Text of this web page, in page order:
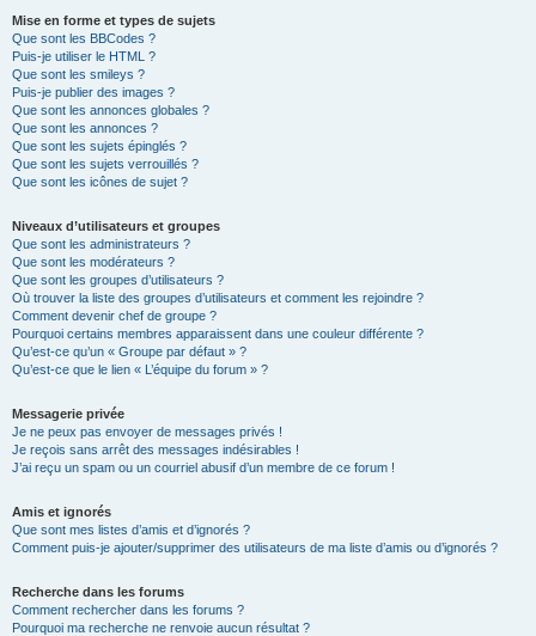
Mise en forme et types de sujets
Que sont les BBCodes ?
Puis-je utiliser le HTML ?
Que sont les smileys ?
Puis-je publier des images ?
Que sont les annonces globales ?
Que sont les annonces ?
Que sont les sujets épinglés ?
Que sont les sujets verrouillés ?
Que sont les icônes de sujet ?
Niveaux d’utilisateurs et groupes
Que sont les administrateurs ?
Que sont les modérateurs ?
Que sont les groupes d’utilisateurs ?
Où trouver la liste des groupes d’utilisateurs et comment les rejoindre ?
Comment devenir chef de groupe ?
Pourquoi certains membres apparaissent dans une couleur différente ?
Qu’est-ce qu’un « Groupe par défaut » ?
Qu’est-ce que le lien « L’équipe du forum » ?
Messagerie privée
Je ne peux pas envoyer de messages privés !
Je reçois sans arrêt des messages indésirables !
J’ai reçu un spam ou un courriel abusif d’un membre de ce forum !
Amis et ignorés
Que sont mes listes d’amis et d’ignorés ?
Comment puis-je ajouter/supprimer des utilisateurs de ma liste d’amis ou d’ignorés ?
Recherche dans les forums
Comment rechercher dans les forums ?
Pourquoi ma recherche ne renvoie aucun résultat ?